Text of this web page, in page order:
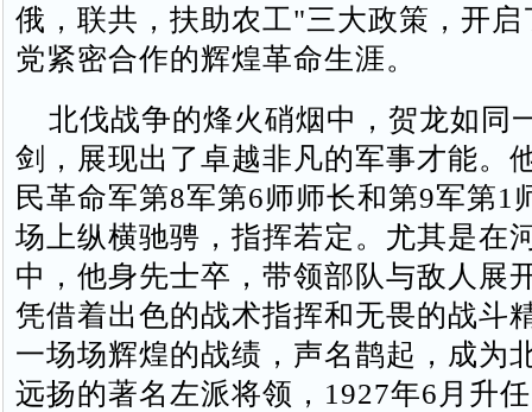
俄，联共，扶助农工"三大政策，开启
党紧密合作的辉煌革命生涯。
北伐战争的烽火硝烟中，贺龙如同
剑，展现出了卓越非凡的军事才能。
民革命军第8军第6师师长和第9军第1
场上纵横驰骋，指挥若定。尤其是在
中，他身先士卒，带领部队与敌人展
凭借着出色的战术指挥和无畏的战斗
一场场辉煌的战绩，声名鹊起，成为
远扬的著名左派将领，1927年6月升